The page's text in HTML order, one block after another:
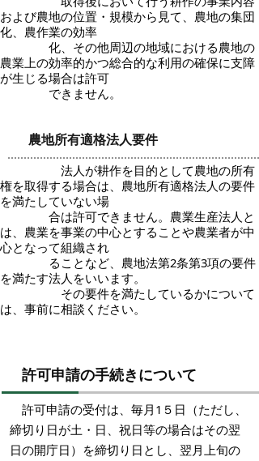
および農地の位置・規模から見て、農地の集団
化、農作業の効率
化、その他周辺の地域における農地の
農業上の効率的かつ総合的な利用の確保に支障
が生じる場合は許可
できません。
農地所有適格法人要件
法人が耕作を目的として農地の所有
権を取得する場合は、農地所有適格法人の要件
を満たしていない場
合は許可できません。農業生産法人と
は、農業を事業の中心とすることや農業者が中
心となって組織され
ることなど、農地法第2条第3項の要件
を満たす法人をいいます。
その要件を満たしているかについて
は、事前に相談ください。
許可申請の手続きについて
許可申請の受付は、毎月1５日（ただし、
締切り日が土・日、祝日等の場合はその翌
日の開庁日）を締切り日とし、翌月上旬の